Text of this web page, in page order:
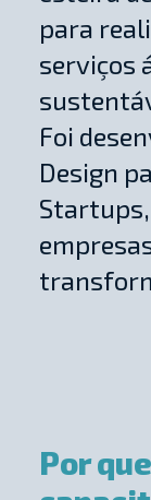
para
serviços
Foi
Design
Por